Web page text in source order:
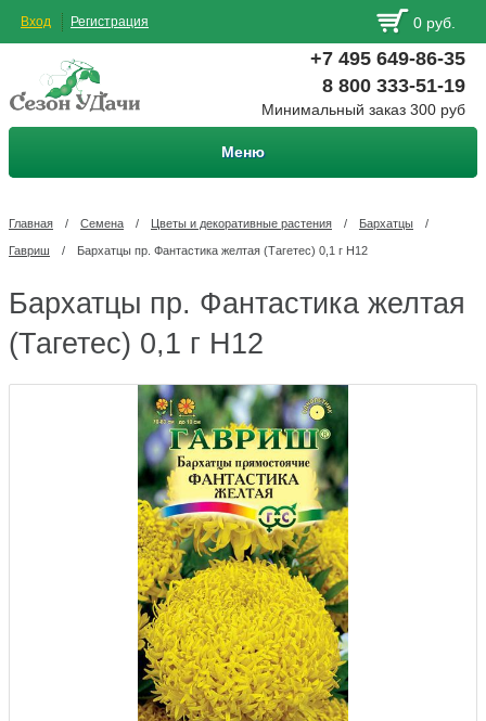
Вход Регистрация 0 руб.
+7 495 649-86-35
8 800 333-51-19
Минимальный заказ 300 руб
Меню
Главная / Семена / Цветы и декоративные растения / Бархатцы /
Гавриш / Бархатцы пр. Фантастика желтая (Тагетес) 0,1 г Н12
Бархатцы пр. Фантастика желтая
(Тагетес) 0,1 г Н12